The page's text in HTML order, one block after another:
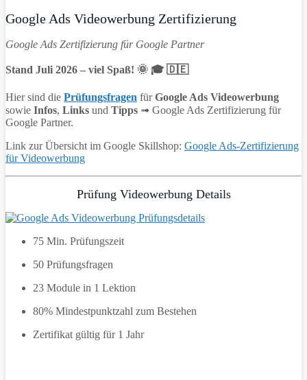
Google Ads Videowerbung Zertifizierung
Google Ads Zertifizierung für Google Partner
Stand Juli 2026 – viel Spaß! 🌞 🎓 🇩🇪
Hier sind die Prüfungsfragen fürGoogle Ads Videowerbung
sowie Infos, Links und Tipps ➟ Google Ads Zertifizierung für
Google Partner.
Link zur Übersicht im Google Skillshop: Google Ads-Zertifizierung
für Videowerbung
Prüfung Videowerbung Details
75 Min. Prüfungszeit
50 Prüfungsfragen
23 Module in 1 Lektion
80% Mindestpunktzahl zum Bestehen
Zertifikat gültig für 1 Jahr